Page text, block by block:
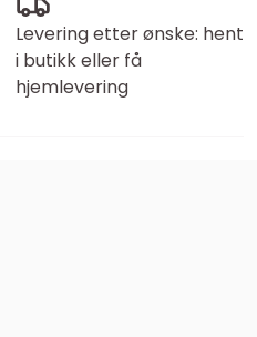
Levering etter ønske: hent
i butikk eller få
hjemlevering